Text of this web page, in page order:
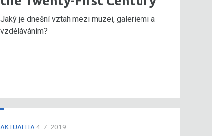
Jaký je dnešní vztah mezi muzei, galeriemi a
vzděláváním?
AKTUALITA 4. 7. 2019